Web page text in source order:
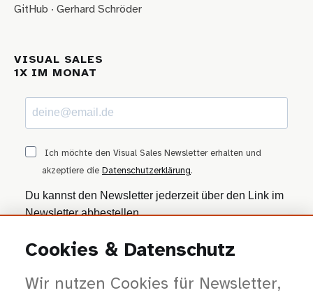
GitHub · Gerhard Schröder
VISUAL SALES
1X IM MONAT
Ich möchte den Visual Sales Newsletter erhalten und
akzeptiere die Datenschutzerklärung.
Du kannst den Newsletter jederzeit über den Link im
Newsletter abbestellen.
ANMELDEN
Wir nutzen Brevo als Marketing-Plattform. Mit dem Absenden stimmst du zu, dass
deine Daten zur Bearbeitung an Brevo übertragen werden — gemäß der
Cookies & Datenschutz
Wir nutzen Cookies für Newsletter,